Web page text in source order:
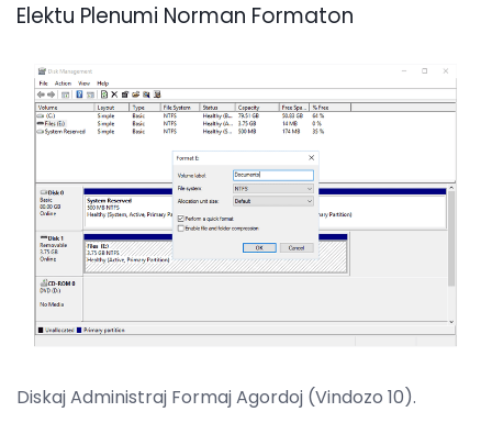
Elektu Plenumi Norman Formaton
Diskaj Administraj Formaj Agordoj (Vindozo 10).